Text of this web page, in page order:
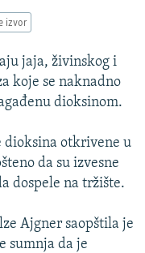
izvor
jaja, živinskog i
koje se naknadno
dioksinom.
dioksina otkrivene u
da su izvesne
dospele na tržište.
Ajgner saopštila je
sumnja da je